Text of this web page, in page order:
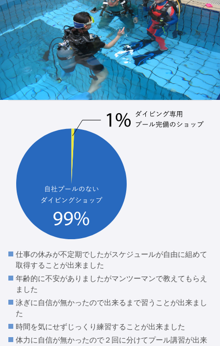
仕事の休みが不定期でしたがスケジュールが自由に組めて
取得することが出来ました
年齢的に不安がありましたがマンツーマンで教えてもらえ
ました
泳ぎに自信が無かったので出来るまで習うことが出来まし
た
時間を気にせずじっくり練習することが出来ました
体力に自信が無かったので２回に分けてプール講習が出来